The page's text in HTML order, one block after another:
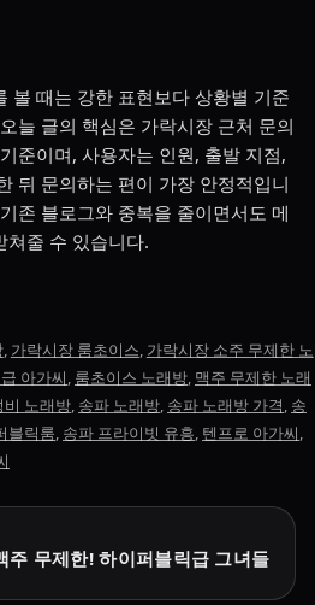
볼 때는 강한 표현보다 상황별 기준
늘 글의 핵심은 가락시장 근처 문의
준이며, 사용자는 인원, 출발 지점,
뒤 문의하는 편이 가장 안정적입니
존 블로그와 중복을 줄이면서도 메
쳐줄 수 있습니다.
, 가락시장 룸초이스, 가락시장 소주 무제한 노
아가씨, 룸초이스 노래방, 맥주 무제한 노래
비 노래방, 송파 노래방, 송파 노래방 가격, 송
블릭룸, 송파 프라이빗 유흥, 텐프로 아가씨,
주 무제한! 하이퍼블릭급 그녀들